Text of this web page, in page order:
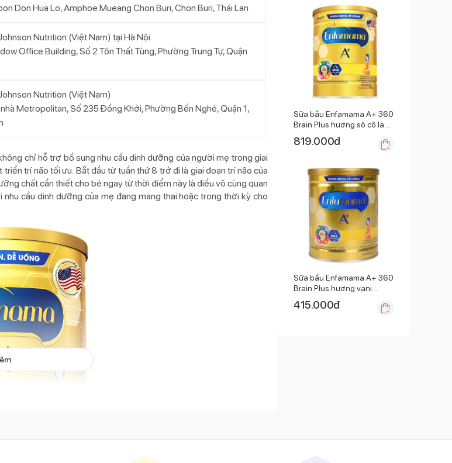
Don Hua Lo, Amphoe Mueang Chon Buri, Chon Buri, Thái Lan
Nutrition (Việt Nam) tại Hà Nội
Office Building, Số 2 Tôn Thất Tùng, Phường Trung Tự, Quận
Nutrition (Việt Nam)
Metropolitan, Số 235 Đồng Khởi, Phường Bến Nghé, Quận 1,
chỉ hỗ trợ bổ sung nhu cầu dinh dưỡng của người mẹ trong giai
trí não tối ưu. Bắt đầu từ tuần thứ 8 trở đi là giai đoạn trí não của
chất cần thiết cho bé ngay từ thời điểm này là điều vô cùng quan
cầu dinh dưỡng của mẹ đang mang thai hoặc trong thời kỳ cho
Sữa bầu Enfamama A+ 360
Brain Plus hương sô cô la
819.000đ
Sữa bầu Enfamama A+ 360
Brain Plus hương vani
415.000đ